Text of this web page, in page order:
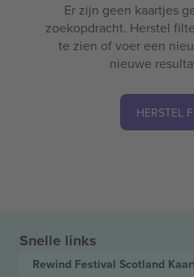
Er zijn geen kaartjes
zoekopdracht. Herstel
te zien of voer een
nieuwe
HERSTEL
Snelle links
Rewind Festival Scotland